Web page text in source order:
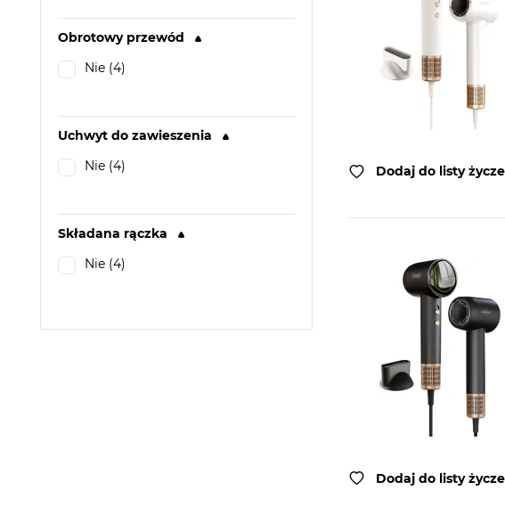
Obrotowy przewód
Nie (4)
Uchwyt do zawieszenia
Nie (4)
Składana rączka
Nie (4)
Dodaj do listy
Dodaj do listy